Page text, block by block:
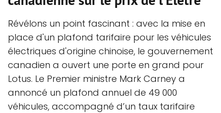
Révélons un point fascinant : avec la mise en
place d'un plafond tarifaire pour les véhicules
électriques d'origine chinoise, le gouvernement
canadien a ouvert une porte en grand pour
Lotus. Le Premier ministre Mark Carney a
annoncé un plafond annuel de 49 000
véhicules, accompagné d’un taux tarifaire